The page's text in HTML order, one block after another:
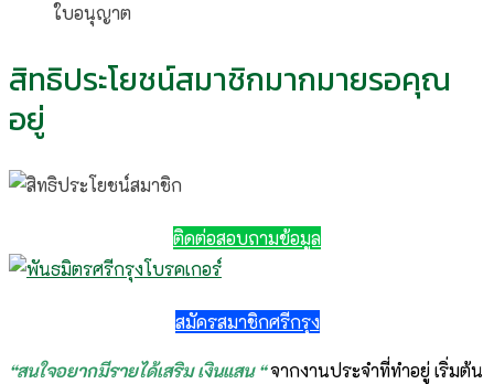
ใบอนุญาต
สิทธิประโยชน์สมาชิกมากมายรอคุณ
อยู่
ติดต่อสอบถามข้อมูล
สมัครสมาชิกศรีกรุง
“สนใจอยากมีรายได้เสริม เงินแสน “จากงานประจำที่ทำอยู่ เริ่มต้น